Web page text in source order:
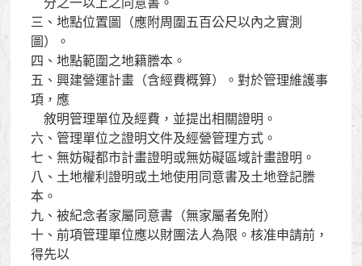
三、地點位置圖（應附周圍五百公尺以內之實測
圖）。
四、地點範圍之地籍謄本。
五、興建營運計畫（含經費概算）。對於管理維護事
項，應
六、管理單位之證明文件及經營管理方式。
七、無妨礙都市計畫證明或無妨礙區域計畫證明。
八、土地權利證明或土地使用同意書及土地登記謄
本。
九、被紀念者家屬同意書（無家屬者免附）
十、前項管理單位應以財團法人為限。核准申請前，
得先以